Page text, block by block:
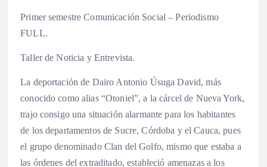
Primer semestre Comunicación Social – Periodismo
FULL.
Taller de Noticia y Entrevista.
La deportación de Dairo Antonio Úsuga David, más
conocido como alias “Otoniel”, a la cárcel de Nueva York,
trajo consigo una situación alarmante para los habitantes
de los departamentos de Sucre, Córdoba y el Cauca, pues
el grupo denominado Clan del Golfo, mismo que estaba a
las órdenes del extraditado, estableció amenazas a los